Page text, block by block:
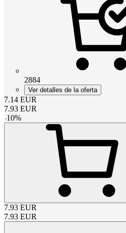
2884
Ver detalles de la oferta
7.14 EUR
7.93 EUR
-10%
7.93 EUR
7.93 EUR